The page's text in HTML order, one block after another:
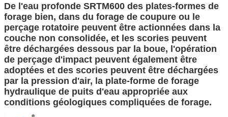
De l'eau profonde SRTM600 des plates-formes de
forage bien, dans du forage de coupure ou le
perçage rotatoire peuvent être actionnées dans la
couche non consolidée, et les scories peuvent
être déchargées dessous par la boue, l'opération
de perçage d'impact peuvent également être
adoptées et des scories peuvent être déchargées
par la pression d'air, la plate-forme de forage
hydraulique de puits d'eau appropriée aux
conditions géologiques compliquées de forage.